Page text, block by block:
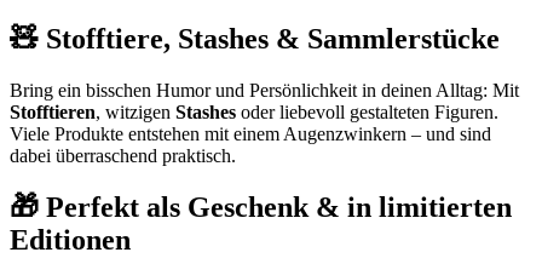
🧸 Stofftiere, Stashes & Sammlerstücke
Bring ein bisschen Humor und Persönlichkeit in deinen Alltag: Mit
Stofftieren, witzigen Stashes oder liebevoll gestalteten Figuren.
Viele Produkte entstehen mit einem Augenzwinkern – und sind
dabei überraschend praktisch.
🎁 Perfekt als Geschenk & in limitierten
Editionen